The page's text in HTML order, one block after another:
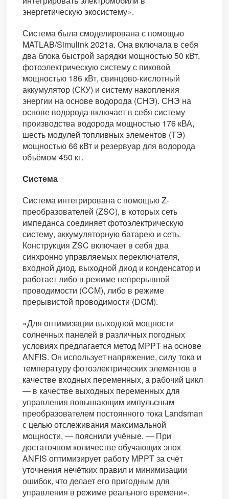
энергетическую экосистему».
Система была смоделирована с помощью
MATLAB/Simulink 2021a. Она включала в себя
два блока быстрой зарядки мощностью 50 кВт,
фотоэлектрическую систему с пиковой
мощностью 186 кВт, свинцово-кислотный
аккумулятор (СКУ) и систему накопления
энергии на основе водорода (СНЭ). СНЭ на
основе водорода включает в себя систему
производства водорода мощностью 176 кВА,
шесть модулей топливных элементов (ТЭ)
мощностью 66 кВт и резервуар для водорода
объёмом 450 кг.
Система
Система интегрирована с помощью Z-
преобразователей (ZSC), в которых сеть
импеданса соединяет фотоэлектрическую
систему, аккумуляторную батарею и сеть.
Конструкция ZSC включает в себя два
синхронно управляемых переключателя,
входной диод, выходной диод и конденсатор и
работает либо в режиме непрерывной
проводимости (CCM), либо в режиме
прерывистой проводимости (DCM).
«Для оптимизации выходной мощности
солнечных панелей в различных погодных
условиях предлагается метод MPPT на основе
ANFIS. Он использует напряжение, силу тока и
температуру фотоэлектрических элементов в
качестве входных переменных, а рабочий цикл
— в качестве выходных переменных для
управления повышающим импульсным
преобразователем постоянного тока Landsman
с целью отслеживания максимальной
мощности, — пояснили учёные. — При
достаточном количестве обучающих эпох
ANFIS оптимизирует работу MPPT за счёт
уточнения нечётких правил и минимизации
ошибок, что делает его пригодным для
управления в режиме реального времени».